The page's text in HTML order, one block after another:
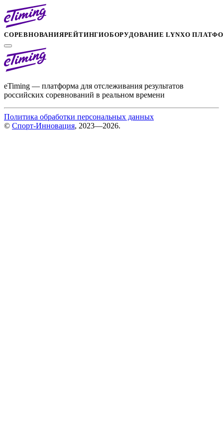
СОРЕВНОВАНИЯРЕЙТИНГИОБОРУДОВАНИЕ LYNXО
eTiming — платформа для отслеживания результатов
российских соревнований в реальном времени
Политика обработки персональных данных
© Спорт-Инновация, 2023—2026.